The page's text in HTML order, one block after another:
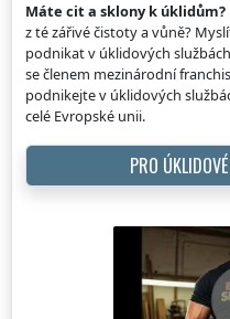
Máte cit a sklony k úklidům?
z té zářivé čistoty a vůně?
podnikat v úklidových
se členem mezinárodní
podnikejte v úklidových
celé Evropské unii.
PRO